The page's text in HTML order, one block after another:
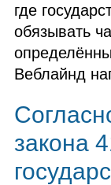
где
обязывать
Веблайнд
закона